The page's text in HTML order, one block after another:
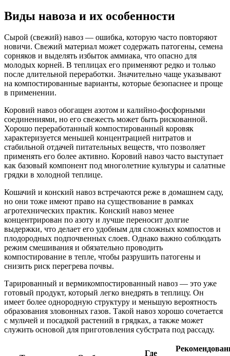
Виды навоза и их особенности
Сырой (свежий) навоз — ошибка, которую часто повторяют
новичи. Свежий материал может содержать патогены, семена
сорняков и выделять избыток аммиака, что опасно для
молодых корней. В теплицах его применяют редко и только
после длительной переработки. Значительно чаще указывают
на компостированные варианты, которые безопаснее и проще
в применении.
Коровий навоз обогащен азотом и калийно-фосфорными
соединениями, но его свежесть может быть рискованной.
Хорошо переработанный компостированный коровяк
характеризуется меньшей концентрацией нитратов и
стабильной отдачей питательных веществ, что позволяет
применять его более активно. Коровий навоз часто выступает
как базовый компонент под многолетние культуры и салатные
грядки в холодной теплице.
Кошачий и конский навоз встречаются реже в домашнем саду,
но они тоже имеют право на существование в рамках
агротехнических практик. Конский навоз менее
концентрирован по азоту и лучше переносит долгие
выдержки, что делает его удобным для сложных компостов и
плодородных подпочвенных слоев. Однако важно соблюдать
режим смешивания и обязательно проводить
компостирование в тепле, чтобы разрушить патогены и
снизить риск перегрева почвы.
Тарированный и вермикомпостированный навоз — это уже
готовый продукт, который легко внедрять в теплицу. Он
имеет более однородную структуру и меньшую вероятность
образования зловонных газов. Такой навоз хорошо сочетается
с мульчей и посадкой растений в грядках, а также может
служить основой для приготовления субстрата под рассаду.
Где